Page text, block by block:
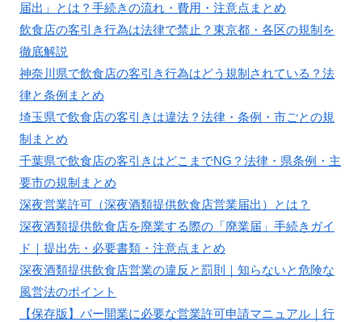
届出」とは？手続きの流れ・費用・注意点まとめ
飲食店の客引き行為は法律で禁止？東京都・各区の規制を
徹底解説
神奈川県で飲食店の客引き行為はどう規制されている？法
律と条例まとめ
埼玉県で飲食店の客引きは違法？法律・条例・市ごとの規
制まとめ
千葉県で飲食店の客引きはどこまでNG？法律・県条例・主
要市の規制まとめ
深夜営業許可（深夜酒類提供飲食店営業届出）とは？
深夜酒類提供飲食店を廃業する際の「廃業届」手続きガイ
ド｜提出先・必要書類・注意点まとめ
深夜酒類提供飲食店営業の違反と罰則｜知らないと危険な
風営法のポイント
【保存版】バー開業に必要な営業許可申請マニュアル｜行